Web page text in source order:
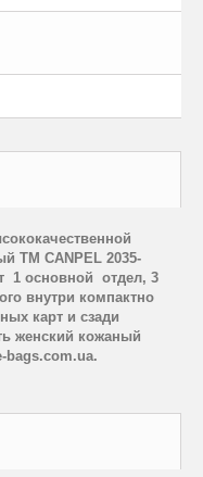
TM CANPEL 2035-
1 основной отдел, 3
внутри компактно
карт и сзади
женский кожаный
bags.com.ua.